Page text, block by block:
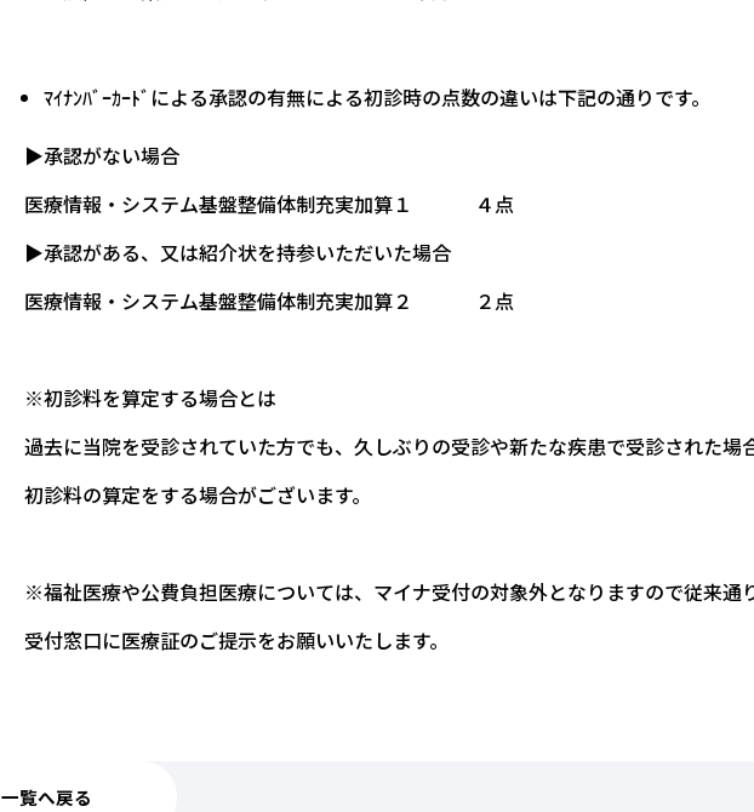
ﾏｲﾅﾝﾊﾞｰｶｰﾄﾞによる承認の有無による初診時の点数の違いは下記の通りです。
▶承認がない場合
医療情報・システム基盤整備体制充実加算１ ４点
▶承認がある、又は紹介状を持参いただいた場合
医療情報・システム基盤整備体制充実加算２ ２点
※初診料を算定する場合とは
過去に当院を受診されていた方でも、久しぶりの受診や新たな疾患で受診された場
初診料の算定をする場合がございます。
※福祉医療や公費負担医療については、マイナ受付の対象外となりますので従来通
受付窓口に医療証のご提示をお願いいたします。
一覧へ戻る